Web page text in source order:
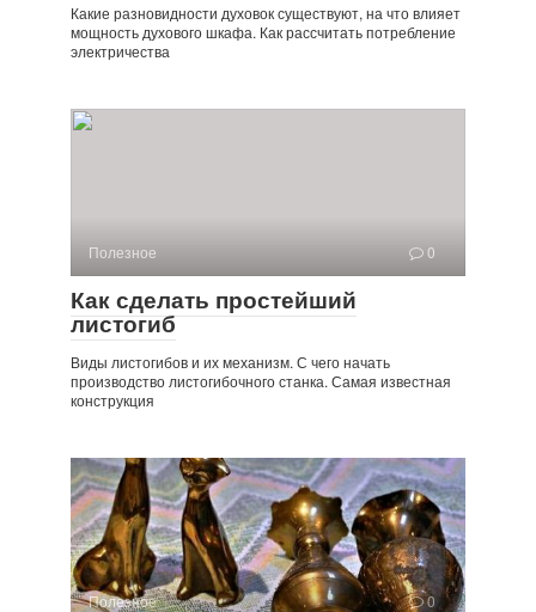
Какие разновидности духовок существуют, на что влияет
мощность духового шкафа. Как рассчитать потребление
электричества
Полезное 0
Как сделать простейший
листогиб
Виды листогибов и их механизм. С чего начать
производство листогибочного станка. Самая известная
конструкция
Полезное 0